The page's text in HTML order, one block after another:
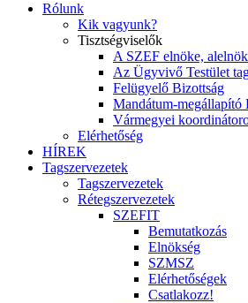
Rólunk
Kik vagyunk?
Tisztségviselők
A SZEF elnöke,
Az Ügyvivő Testület
Felügyelő Bizottság
Mandátum-megállapító
Vármegyei
Elérhetőség
HÍREK
Tagszervezetek
Tagszervezetek
Rétegszervezetek
SZEFIT
Bemutatkozás
Elnökség
SZMSZ
Elérhetőségek
Csatlakozz!